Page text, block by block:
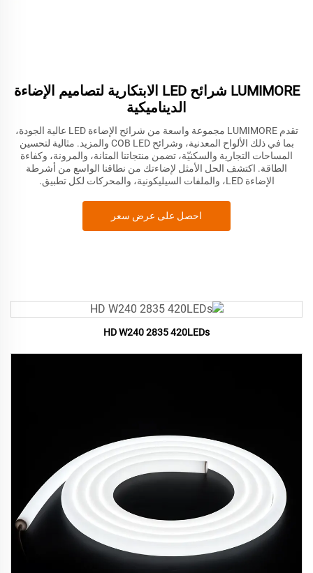
LUMIMORE شرائح LED الابتكارية لتصاميم الإضاءة
الديناميكية
تقدم LUMIMORE مجموعة واسعة من شرائح الإضاءة LED عالية الجودة،
بما في ذلك الألواح المعدنية، وشرائح COB LED والمزيد. مثالية لتحسين
المساحات التجارية والسكنيّة، تضمن منتجاتنا المتانة، والمرونة، وكفاءة
الطاقة. اكتشف الحل الأمثل لإضاءتك من نطاقنا الواسع من أشرطة
الإضاءة LED، والملفات السيليكونية، والمحركات لكل تطبيق.
احصل على عرض سعر
HD W240 2835 420LEDs